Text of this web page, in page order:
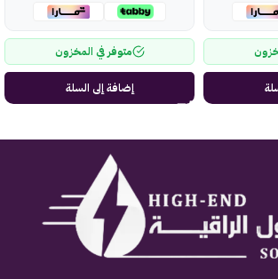
متوفر في المخزون
إضافة إلى السلة